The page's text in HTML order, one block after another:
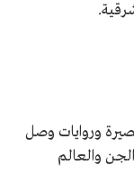
من قصص قصيرة وروايات وصل
الجن والعالم